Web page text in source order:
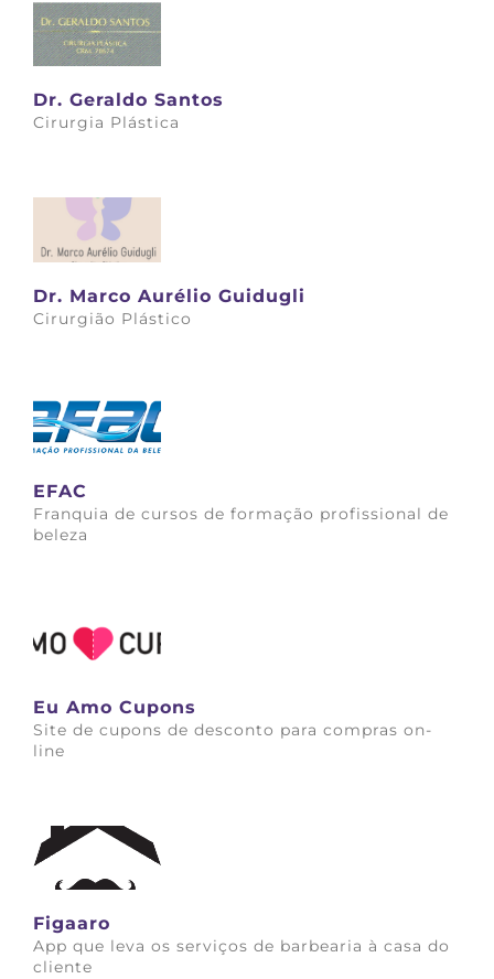
Dr. Geraldo Santos
Cirurgia Plástica
Dr. Marco Aurélio Guidugli
Cirurgião Plástico
EFAC
Franquia de cursos de formação profissional de
beleza
Eu Amo Cupons
Site de cupons de desconto para compras on-
line
Figaaro
App que leva os serviços de barbearia à casa do
cliente